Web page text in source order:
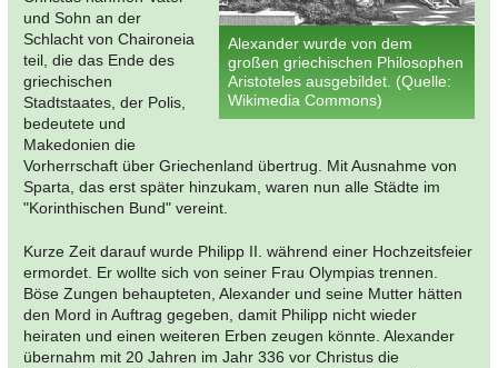
Alexander wurde von dem
großen griechischen Philosophen
Aristoteles ausgebildet. (Quelle:
Wikimedia Commons)
und Sohn an der
Schlacht von Chaironeia
teil, die das Ende des
griechischen
Stadtstaates, der Polis,
bedeutete und
Makedonien die
Vorherrschaft über Griechenland übertrug. Mit Ausnahme von
Sparta, das erst später hinzukam, waren nun alle Städte im
"Korinthischen Bund" vereint.
Kurze Zeit darauf wurde Philipp II. während einer Hochzeitsfeier
ermordet. Er wollte sich von seiner Frau Olympias trennen.
Böse Zungen behaupteten, Alexander und seine Mutter hätten
den Mord in Auftrag gegeben, damit Philipp nicht wieder
heiraten und einen weiteren Erben zeugen könnte. Alexander
übernahm mit 20 Jahren im Jahr 336 vor Christus die